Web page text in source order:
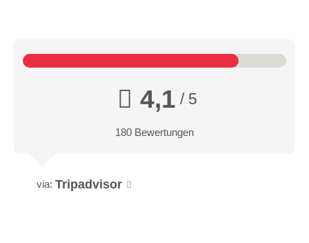
4,1 / 5
180 Bewertungen
via: Tripadvisor